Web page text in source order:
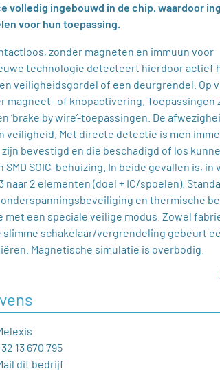
volledig ingebouwd in de chip, waardoor
voor hun toepassing.
zonder magneten en immuun voor
technologie detecteert hierdoor
veiligheidsgordel of een deurgrendel.
magneet- of knopactivering.
‘brake by wire’-toepassingen. De
veiligheid. Met directe detectie is men
bevestigd en die beschadigd of los
SMD SOIC-behuizing. In beide gevallen is,
naar 2 elementen (doel + IC/spoelen).
en thermische
een speciale veilige modus. Zowel
schakelaar/vergrendeling gebeurt
Magnetische simulatie is overbodig.
13 670 795
dit bedrijf